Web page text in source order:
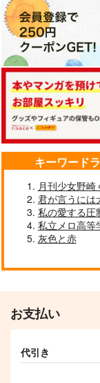
キーワード
月刊少女野崎
君が言うには
私の愛する圧
私立メロ高等
灰色と赤
お支払い
代引き